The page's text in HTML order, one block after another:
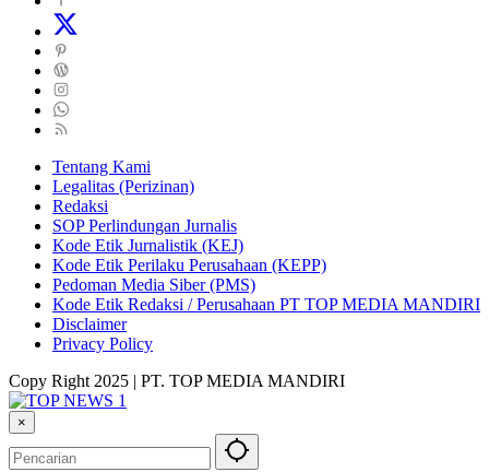
Tentang Kami
Legalitas (Perizinan)
Redaksi
SOP Perlindungan Jurnalis
Kode Etik Jurnalistik (KEJ)
Kode Etik Perilaku Perusahaan (KEPP)
Pedoman Media Siber (PMS)
Kode Etik Redaksi / Perusahaan PT TOP MEDIA MANDIRI
Disclaimer
Privacy Policy
Copy Right 2025 | PT. TOP MEDIA MANDIRI
×